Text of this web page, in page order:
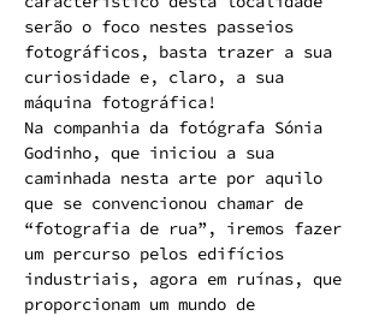
serão o foco nestes passeios
fotográficos, basta trazer a sua
curiosidade e, claro, a sua
máquina fotográfica!
Na companhia da fotógrafa Sónia
Godinho, que iniciou a sua
caminhada nesta arte por aquilo
que se convencionou chamar de
“fotografia de rua”, iremos fazer
um percurso pelos edifícios
industriais, agora em ruínas, que
proporcionam um mundo de